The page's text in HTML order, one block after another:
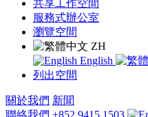
共享工作空間
服務式辦公室
瀏覽空間
ZH
English
列出空間
關於我們 新聞
聯絡我們 +852 9415 1503